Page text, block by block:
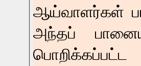
ஆய்வாளர்கள்
அந்தப்